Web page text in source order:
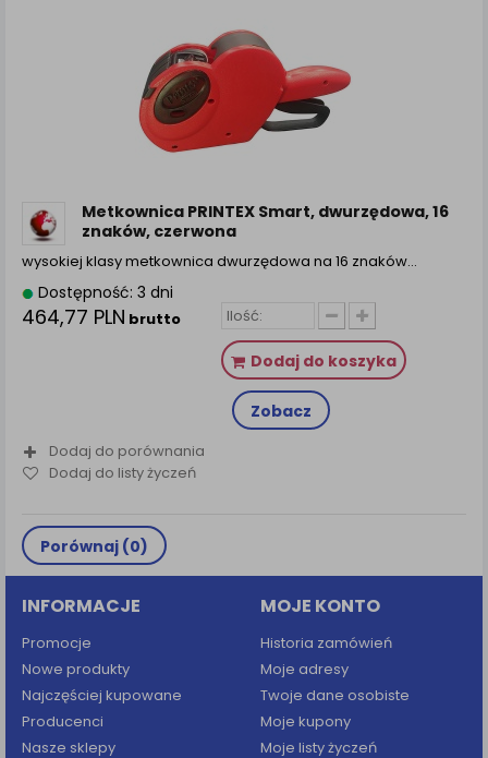
Metkownica PRINTEX Smart, dwurzędowa, 16
znaków, czerwona
wysokiej klasy metkownica dwurzędowa na 16 znaków…
Dostępność: 3 dni
464,77 PLN brutto
Dodaj do koszyka
Zobacz
Dodaj do porównania
Dodaj do listy życzeń
Porównaj (0)
INFORMACJE
Promocje
Nowe produkty
Najczęściej kupowane
Producenci
Nasze sklepy
MOJE KONTO
Historia zamówień
Moje adresy
Twoje dane osobiste
Moje kupony
Moje listy życzeń